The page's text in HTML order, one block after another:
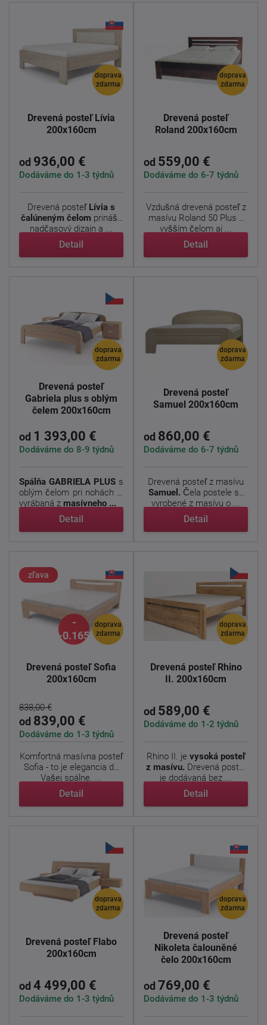
doprava
zdarma
Drevená posteľ Lívia
200x160cm
od 936,00 €
Dodáváme do 1-3 týdnů
Drevená posteľ Lívia s
čalúneným čelom prináša
nadčasový dizajn a ...
Detail
doprava
zdarma
Drevená posteľ
Roland 200x160cm
od 559,00 €
Dodáváme do 6-7 týdnů
Vzdušná drevená posteľ z
masívu Roland 50 Plus s
vyšším čelom aj ...
Detail
doprava
zdarma
Drevená posteľ
Gabriela plus s oblým
čelem 200x160cm
od 1 393,00 €
Dodáváme do 8-9 týdnů
Spálňa GABRIELA PLUS s
oblým čelom pri nohách je
vyrábaná z masívneho ...
Detail
doprava
zdarma
Drevená posteľ
Samuel 200x160cm
od 860,00 €
Dodáváme do 6-7 týdnů
Drevená posteľ z masívu
Samuel. Čela postele sú
vyrobené z masívu o ...
Detail
zľava
-
-0.165%
doprava
zdarma
Drevená posteľ Sofia
200x160cm
838,00 €
od 839,00 €
Dodáváme do 1-3 týdnů
Komfortná masívna posteľ
Sofia - to je elegancia do
Vašej spálne. ...
Detail
doprava
zdarma
Drevená posteľ Rhino
II. 200x160cm
od 589,00 €
Dodáváme do 1-2 týdnů
Rhino II. je vysoká posteľ
z masívu. Drevená posteľ
je dodávaná bez ...
Detail
doprava
zdarma
Drevená posteľ Flabo
200x160cm
od 4 499,00 €
Dodáváme do 1-3 týdnů
doprava
zdarma
Drevená posteľ
Nikoleta čalouněné
čelo 200x160cm
od 769,00 €
Dodáváme do 1-3 týdnů